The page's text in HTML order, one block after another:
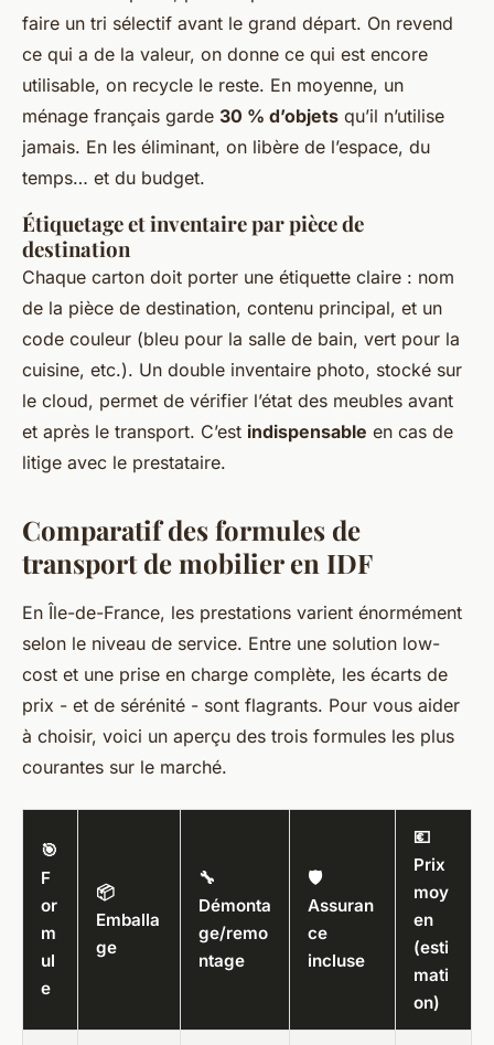
faire un tri sélectif avant le grand départ. On revend
ce qui a de la valeur, on donne ce qui est encore
utilisable, on recycle le reste. En moyenne, un
ménage français garde 30 % d’objets qu’il n’utilise
jamais. En les éliminant, on libère de l’espace, du
temps… et du budget.
Étiquetage et inventaire par pièce de
destination
Chaque carton doit porter une étiquette claire : nom
de la pièce de destination, contenu principal, et un
code couleur (bleu pour la salle de bain, vert pour la
cuisine, etc.). Un double inventaire photo, stocké sur
le cloud, permet de vérifier l’état des meubles avant
et après le transport. C’est indispensable en cas de
litige avec le prestataire.
Comparatif des formules de
transport de mobilier en IDF
En Île-de-France, les prestations varient énormément
selon le niveau de service. Entre une solution low-
cost et une prise en charge complète, les écarts de
prix - et de sérénité - sont flagrants. Pour vous aider
à choisir, voici un aperçu des trois formules les plus
courantes sur le marché.
🎯
F
or
m
ul
e
📦
Emballa
ge
🔧
Démonta
ge/remo
ntage
🛡️
Assuran
ce
incluse
💶
Prix
moy
en
(esti
mati
on)